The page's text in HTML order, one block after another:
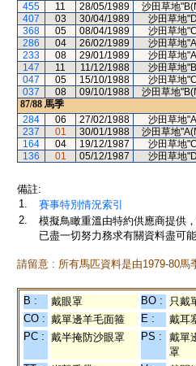
455
11 28/05/1989 沙田草地
407
03 30/04/1989 沙田草地
368
05 08/04/1989 沙田草地
286
04 26/02/1989 沙田草地
233
08 29/01/1989 沙田草地
147
11 11/12/1988 沙田草地
047
05 15/10/1988 沙田草地
037
08 09/10/1988 沙田草地
87/88 馬季
284
06 27/02/1988 沙田草地
237
01 30/01/1988 沙田草地
164
04 19/12/1987 沙田草地
136
01 05/12/1987 沙田草地
備註:
1.
賽事特別情況索引
2.
模擬鳥瞰重溫由特約供應商提供
已盡一切努力務求有關資料盡可
請留意 : 所有馬匹資料是由1979-80馬
B : 戴眼罩 BO : 只戴
CO : 戴單邊羊毛面箍 E : 戴耳
PC : 戴半掩防沙眼罩 PS :
戴單
罩